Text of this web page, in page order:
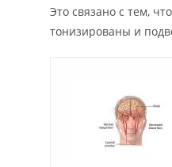
Это связано с тем,
тонизированы и